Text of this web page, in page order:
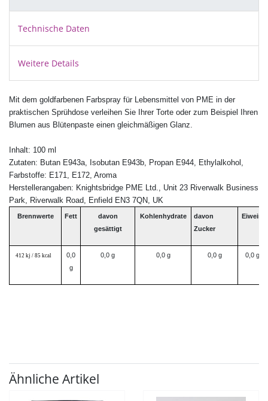
Technische Daten
Weitere Details
Mit dem goldfarbenen Farbspray für Lebensmittel von PME in der
praktischen Sprühdose verleihen Sie Ihrer Torte oder zum Beispiel Ihren
Blumen aus Blütenpaste einen gleichmäßigen Glanz.
Inhalt: 100 ml
Zutaten: Butan E943a, Isobutan E943b, Propan E944, Ethylalkohol,
Farbstoffe: E171, E172, Aroma
Herstellerangaben: Knightsbridge PME Ltd., Unit 23 Riverwalk Business
Park, Riverwalk Road, Enfield EN3 7QN, UK
Brennwerte Fett
davon
gesättigt
Kohlenhydrate
davon
Zucker
Eiweiß
412 kj / 85 kcal
0,0
g
0,0 g 0,0 g 0,0 g 0,0 g
Ähnliche Artikel